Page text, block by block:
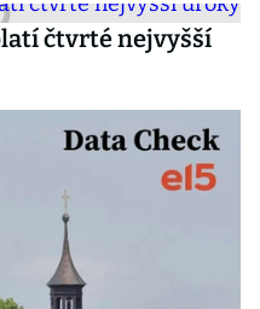
čtvrté nejvyšší